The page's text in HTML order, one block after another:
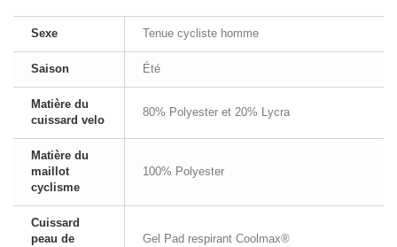
Sexe Tenue cycliste homme
Saison Été
Matière du
cuissard velo
80% Polyester et 20% Lycra
Matière du
maillot
cyclisme
100% Polyester
Cuissard
peau de
Gel Pad respirant Coolmax®